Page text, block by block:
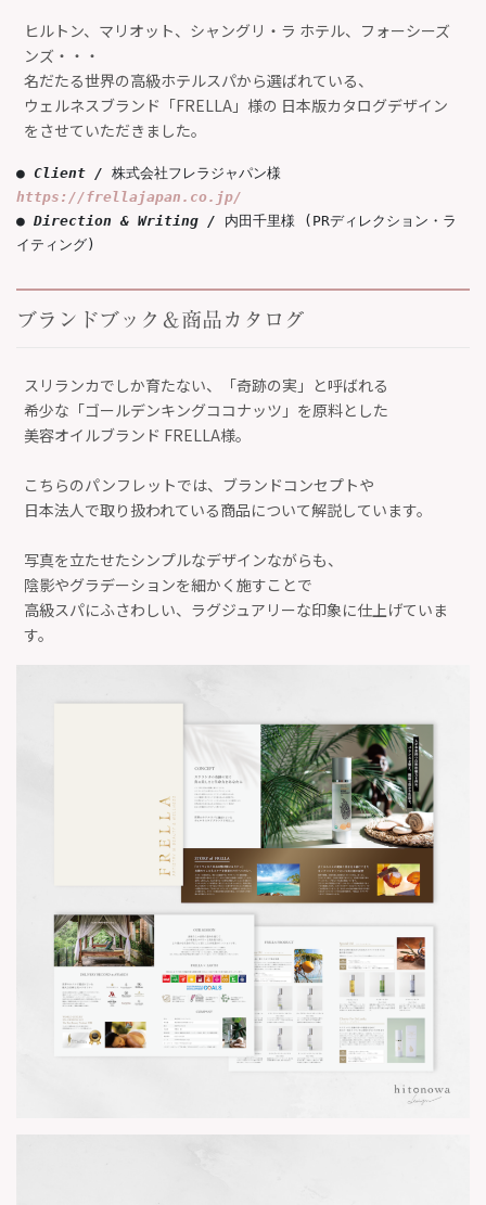
ヒルトン、マリオット、シャングリ・ラ ホテル、フォーシーズ
ンズ・・・
名だたる世界の高級ホテルスパから選ばれている、
ウェルネスブランド「FRELLA」様の 日本版カタログデザイン
をさせていただきました。
● Client /
https://frellajapan.co.jp/
● Direction & Writing / 内田千里様 (PRディレクション・ラ
イティング)
ブランドブック＆商品カタログ
スリランカでしか育たない、「奇跡の実」と呼ばれる
希少な「ゴールデンキングココナッツ」を原料とした
美容オイルブランド FRELLA様。
こちらのパンフレットでは、ブランドコンセプトや
日本法人で取り扱われている商品について解説しています。
写真を立たせたシンプルなデザインながらも、
陰影やグラデーションを細かく施すことで
高級スパにふさわしい、ラグジュアリーな印象に仕上げていま
す。